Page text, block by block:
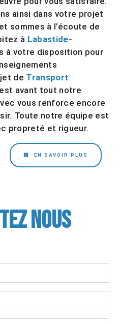
ainsi dans votre projet
et sommes à l’écoute de
à Labastide-
à votre disposition pour
de Transport
avant tout notre
vous renforce encore
Toute notre équipe est
propreté et rigueur.
EN SAVOIR PLUS
nous